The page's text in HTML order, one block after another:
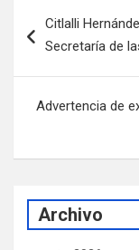
de
Citlalli
Secretaría de
Advertencia de
Archivo